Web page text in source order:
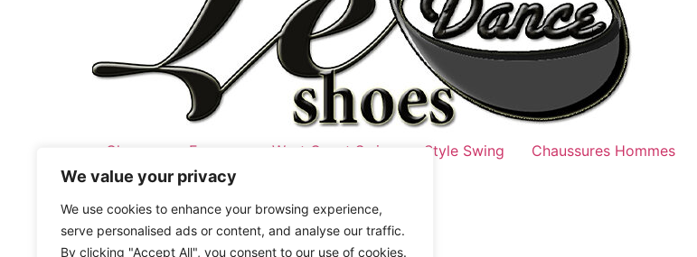
We value your privacy
We use cookies to enhance your browsing experience,
serve personalised ads or content, and analyse our traffic.
By clicking "Accept All", you consent to our use of cookies.
Chaussures Femmes West Coast Swing Style Swing Chaussures Hommes
Jordan&Tatiana signature
Tous droits réservés